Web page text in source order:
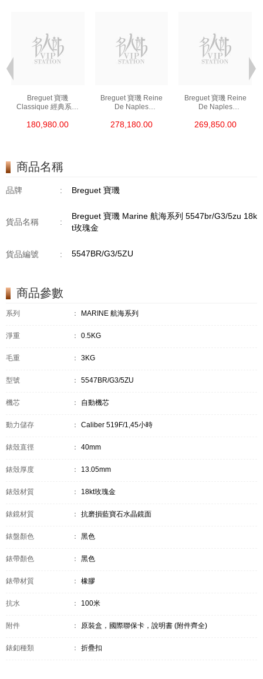
Breguet 寶璣
Classique 經典系列
18kt玫瑰金/鑽
180,980.00
Breguet 寶璣 Reine
De Naples
8918bb/58/964/D00d3
278,180.00
Breguet 寶璣 Reine
De Naples
8918br/58/964/D00d/3
269,850.00
商品名稱
品牌 : Breguet 寶璣
貨品名稱 :
Breguet 寶璣 Marine 航海系列 5547br/G3/5zu 18k
t玫瑰金
貨品編號 : 5547BR/G3/5ZU
商品參數
系列 ： MARINE 航海系列
淨重 ： 0.5KG
毛重 ： 3KG
型號 ： 5547BR/G3/5ZU
機芯 ： 自動機芯
動力儲存 ： Caliber 519F/1,45小時
錶殼直徑 ： 40mm
錶殼厚度 ： 13.05mm
錶殼材質 ： 18kt玫瑰金
錶鏡材質 ： 抗磨損藍寶石水晶鏡面
錶盤顏色 ： 黑色
錶帶顏色 ： 黑色
錶帶材質 ： 橡膠
抗水 ： 100米
附件 ： 原裝盒，國際聯保卡，說明書 (附件齊全)
錶釦種類 ： 折疊扣